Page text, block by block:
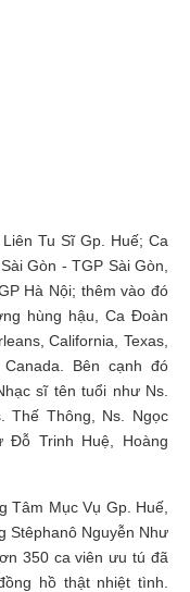
Tu Sĩ Gp. Huế; Ca
Gòn - TGP Sài Gòn,
Hà Nội; thêm vào đó
hùng hậu, Ca Đoàn
California, Texas,
Bên cạnh đó
sĩ tên tuổi như Ns.
Thế Thông, Ns. Ngọc
Đỗ Trinh Huệ, Hoàng
Tâm Mục Vụ Gp. Huế,
Stêphanô Nguyễn Như
350 ca viên ưu tú đã
hồ thật nhiệt tình.